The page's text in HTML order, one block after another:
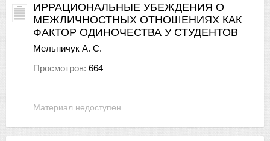
Материал недоступен
ИРРАЦИОНАЛЬНЫЕ УБЕЖДЕНИЯ О
МЕЖЛИЧНОСТНЫХ ОТНОШЕНИЯХ КАК
ФАКТОР ОДИНОЧЕСТВА У СТУДЕНТОВ
Мельничук А. С.
Просмотров: 664